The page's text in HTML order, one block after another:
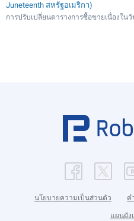
Juneteenth สหรัฐอเมริกา)
การปรับเปลี่ยนตารางการซื้อขายเนื่องใน
นโยบายความเป็นส่วนตัว ค
แผนผัง